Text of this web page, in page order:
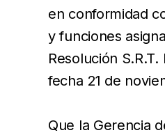
en conformidad
y funciones
Resolución S.R.T.
fecha 21 de
Que la Gerencia